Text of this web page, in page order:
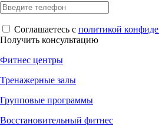
Соглашаетесь с политикой
Получить консультацию
Фитнес центры
Тренажерные залы
Групповые программы
Восстановительный фитнес